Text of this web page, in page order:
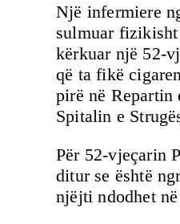
Një infermiere
sulmuar
kërkuar një 52-
që ta fikë
pirë në
Spitalin e
Për 52-vjeçarin
ditur se është
njëjti ndodhet